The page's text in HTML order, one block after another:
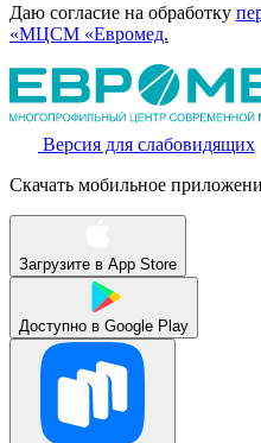
Даю согласие на обработку
«МЦСМ «Евромед.
Версия для слабовидящих
Скачать мобильное
Загрузите в App Store
Доступно в Google Play